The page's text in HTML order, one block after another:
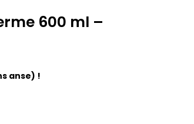
600 ml –
anse) !